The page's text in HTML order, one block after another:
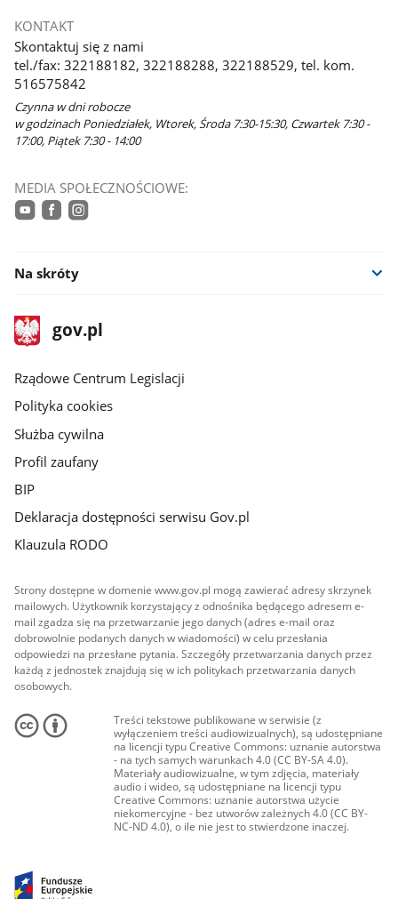
KONTAKT
Skontaktuj się z nami
tel./fax: 322188182, 322188288, 322188529, tel. kom.
516575842
Czynna w dni robocze
w godzinach Poniedziałek, Wtorek, Środa 7:30-15:30, Czwartek 7:30 -
17:00, Piątek 7:30 - 14:00
MEDIA SPOŁECZNOŚCIOWE:
Na skróty
stopka
gov.plStrona
gov.pl
Rządowe Centrum Legislacji
Polityka cookies
Służba cywilna
Profil zaufany
BIP
Deklaracja dostępności serwisu Gov.pl
Klauzula RODO
Strony dostępne w domenie www.gov.pl mogą zawierać adresy skrzynek
mailowych. Użytkownik korzystający z odnośnika będącego adresem e-
mail zgadza się na przetwarzanie jego danych (adres e-mail oraz
dobrowolnie podanych danych w wiadomości) w celu przesłania
odpowiedzi na przesłane pytania. Szczegóły przetwarzania danych przez
każdą z jednostek znajdują się w ich politykach przetwarzania danych
osobowych.
Treści tekstowe publikowane w serwisie (z
wyłączeniem treści audiowizualnych), są udostępniane
na licencji typu Creative Commons: uznanie autorstwa
- na tych samych warunkach 4.0 (CC BY-SA 4.0).
Materiały audiowizualne, w tym zdjęcia, materiały
audio i wideo, są udostępniane na licencji typu
Creative Commons: uznanie autorstwa użycie
niekomercyjne - bez utworów zależnych 4.0 (CC BY-
NC-ND 4.0), o ile nie jest to stwierdzone inaczej.